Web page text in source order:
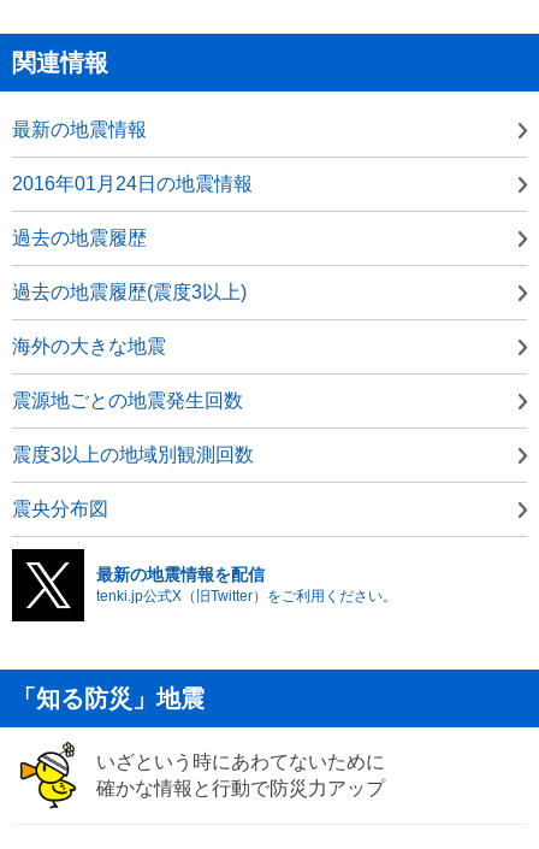
関連情報
最新の地震情報
2016年01月24日の地震情報
過去の地震履歴
過去の地震履歴(震度3以上)
海外の大きな地震
震源地ごとの地震発生回数
震度3以上の地域別観測回数
震央分布図
最新の地震情報を配信
tenki.jp公式X（旧Twitter）をご利用ください。
「知る防災」地震
いざという時にあわてないために
確かな情報と行動で防災力アップ